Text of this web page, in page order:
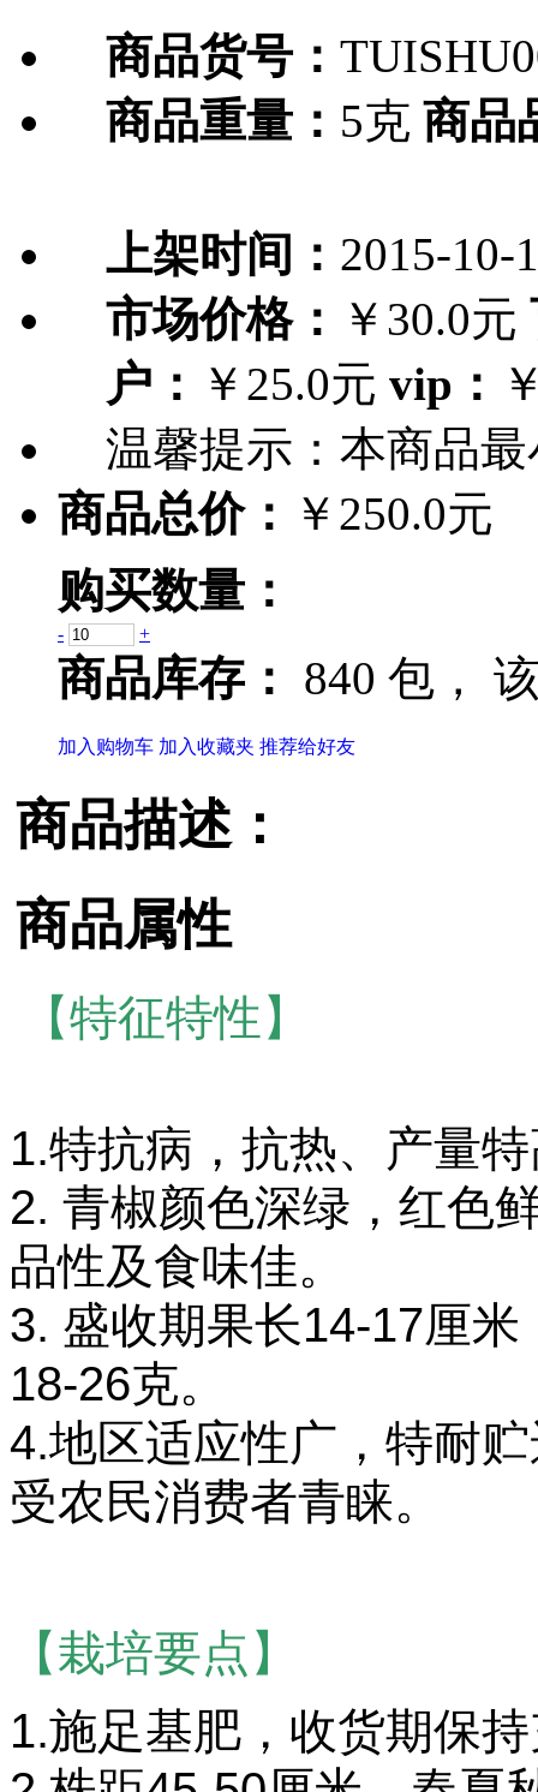
商品货号：
商品重量： 5克 商品
上架时间： 2015-10-
市场价格： ￥30.0元
户： ￥25.0元 vip：
温馨提示： 本商品
商品总价： ￥250.0元
购买数量：
- +
商品库存： 840 包，
加入购物车 加入收藏夹 推荐给好友
商品描述：
商品属性
【特征特性】
1.特抗病，抗热、产量
2. 青椒颜色深绿，红色
品性及食味佳。
3. 盛收期果长14-17厘
18-26克。
4.地区适应性广，特耐
受农民消费者青睐。
【栽培要点】
1.施足基肥，收货期保